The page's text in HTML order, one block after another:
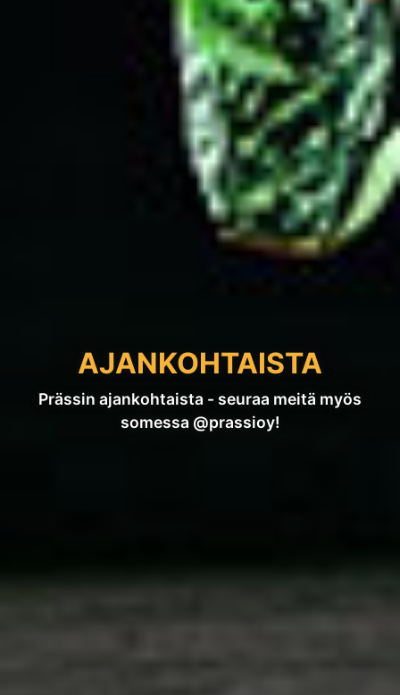
AJANKOHTAISTA
Prässin ajankohtaista - seuraa meitä myös
somessa @prassioy!